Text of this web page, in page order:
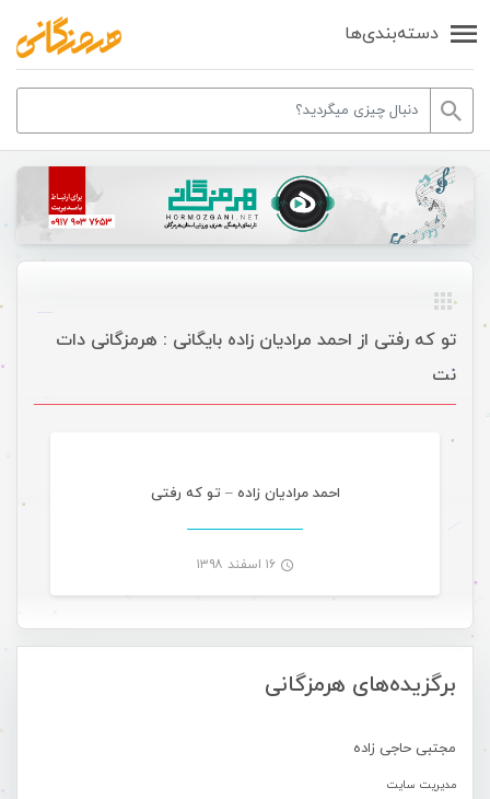
دسته‌بندی‌ها
برگزیده‌های هرمزگانی
مجتبی حاجی زاده
مدیریت سایت
تو که رفتی از احمد مرادیان زاده بایگانی : هرمزگانی دات
نت
احمد مرادیان زاده – تو که رفتی
۱۶ اسفند ۱۳۹۸